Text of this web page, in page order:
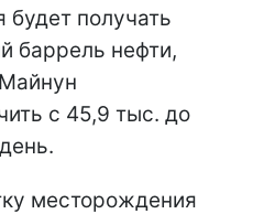
будет получать
баррель нефти,
с 45,9 тыс. до
месторождения